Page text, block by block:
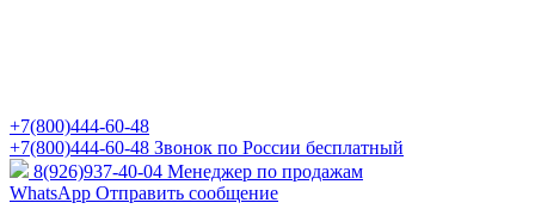
+7(800)444-60-48
+7(800)444-60-48 Звонок по России бесплатный
8(926)937-40-04 Менеджер по продажам
WhatsApp Отправить сообщение